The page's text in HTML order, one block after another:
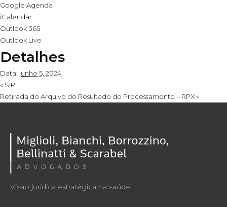
Google Agenda
iCalendar
Outlook 365
Outlook Live
Detalhes
Data: junho 5, 2024
« SIP
Retirada do Arquivo do Resultado do Processamento – RPX»
Visão jurídica estratégica na saúde.